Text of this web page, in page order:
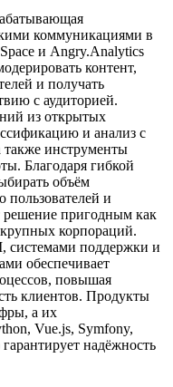
коммуникациями в
и Angry.Analytics
контент,
и получать
с аудиторией.
из открытых
и анализ с
инструменты
Благодаря гибкой
объём
пользователей и
решение пригодным как
корпораций.
системами поддержки и
обеспечивает
повышая
клиентов. Продукты
а их
Vue.js, Symfony,
надёжность